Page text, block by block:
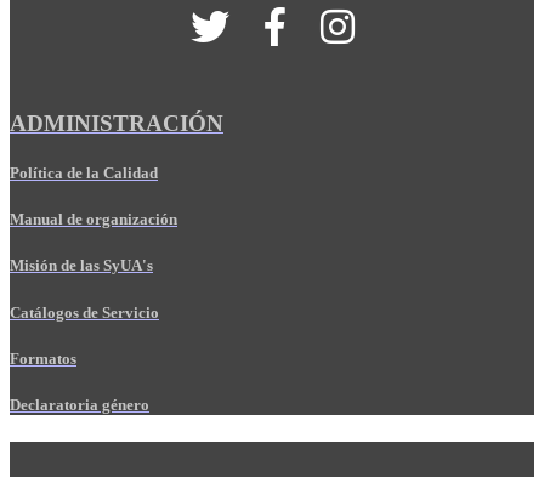
ADMINISTRACIÓN
Política de la Calidad
Manual de organización
Misión de las SyUA's
Catálogos de Servicio
Formatos
Declaratoria género